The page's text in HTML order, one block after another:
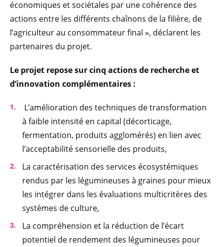
économiques et sociétales par une cohérence des
actions entre les différents chaînons de la filière, de
l’agriculteur au consommateur final », déclarent les
partenaires du projet.
Le projet repose sur cinq actions de recherche et
d’innovation complémentaires :
L’amélioration des techniques de transformation
à faible intensité en capital (décorticage,
fermentation, produits agglomérés) en lien avec
l’acceptabilité sensorielle des produits,
La caractérisation des services écosystémiques
rendus par les légumineuses à graines pour mieux
les intégrer dans les évaluations multicritères des
systèmes de culture,
La compréhension et la réduction de l’écart
potentiel de rendement des légumineuses pour